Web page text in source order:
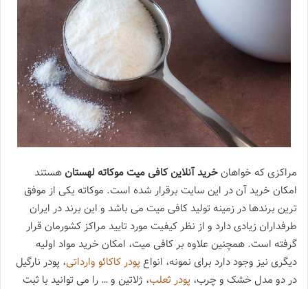
مراکزی که خواهانخرید آنلاین کافی میت موکاته لهستان هستند
امکان خرید آن در این سایت برقرار شده است. موکاته یکی از موفق
ترین برندها در زمینه تولید کافی میت می باشد و این برند در ایران
طرفداران زیادی دارد و از نظر کیفیت مورد تایید مراکز کشورمان قرار
گرفته است. همچنین علاوه بر کافی میت، امکان خرید مواد اولیه
دیگری نیز وجود دارد برای نمونه، انواع پودر کاکائو وارداتی، پودر نارگیل
در دو مدل خشک و چرب، پودر ثعلب، ژلاتین و … را می توانید با ثبت